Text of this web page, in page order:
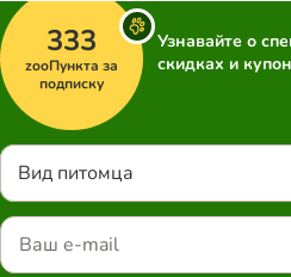
333
zooПункта за
подписку
Узнавайте о
скидках и
Вид питомца